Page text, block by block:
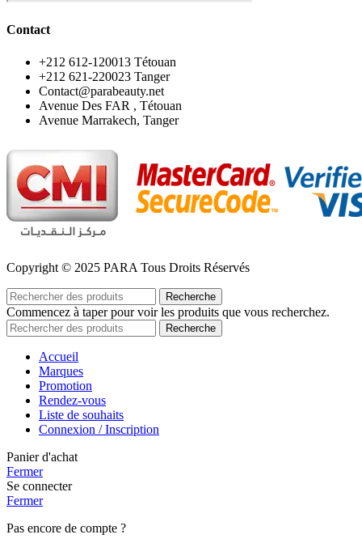
Contact
‪+212 612-120013 Tétouan
‪+212 621-220023 Tanger
Contact@parabeauty.net
Avenue Des FAR , Tétouan
Avenue Marrakech, Tanger
Copyright © 2025 PARA Tous Droits Réservés
Recherche
Commencez à taper pour voir les produits que vous recherchez.
Recherche
Accueil
Marques
Promotion
Rendez-vous
Liste de souhaits
Connexion / Inscription
Panier d'achat
Fermer
Se connecter
Fermer
Pas encore de compte ?